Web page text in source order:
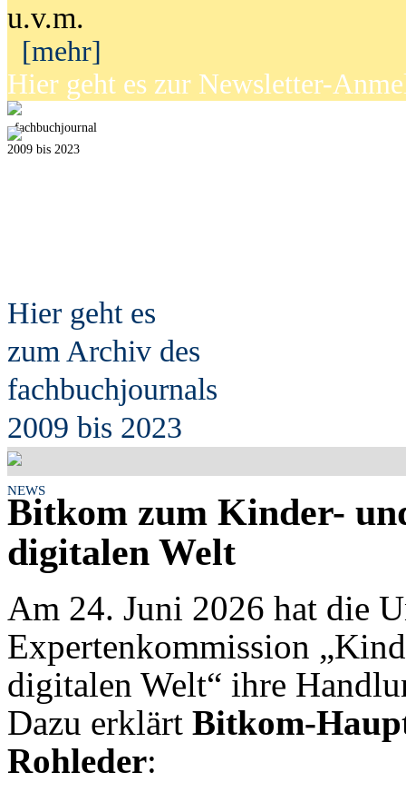
u.v.m.
[mehr]
Hier geht es zur Newsletter-
fachbuchjournal
2009 bis 2023
Hier geht es
zum Archiv des
fachbuchjournals
2009 bis 2023
NEWS
Bitkom zum Kinder-
digitalen Welt
Am 24. Juni 2026 hat die
Expertenkommission
digitalen Welt“ ihre
Dazu erklärt Bitkom-
Rohleder: